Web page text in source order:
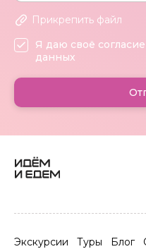
Экскурсии Туры Блог
Прикрепить файл
Я даю своё
данных